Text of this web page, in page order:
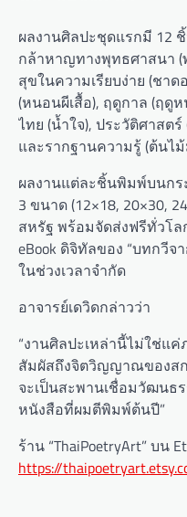
ผลงานศิลปะชุดแรกมี 12
กล้าหาญทางพุทธศาสนา (
สุขในความเรียบง่าย (ชา
(หนอนผีเสื้อ), ฤดูกาล (ฤดู
ไทย (น้ำใจ), ประวัติศาสต
และรากฐานความรู้ (ต้นไ
ผลงานแต่ละชิ้นพิมพ์บนก
3 ขนาด (12×18, 20×30,
สหรัฐ พร้อมจัดส่งฟรีทั่วโ
eBook ดิจิทัลของ “บทกวี
ในช่วงเวลาจำกัด
อาจารย์เดวิดกล่าวว่า
“งานศิลปะเหล่านี้ไม่ใช่แ
สัมผัสถึงจิตวิญญาณของส
จะเป็นสะพานเชื่อมวัฒนธ
หนังสือที่ผมตีพิมพ์ต้นปี”
ร้าน “ThaiPoetryArt” บน
https://